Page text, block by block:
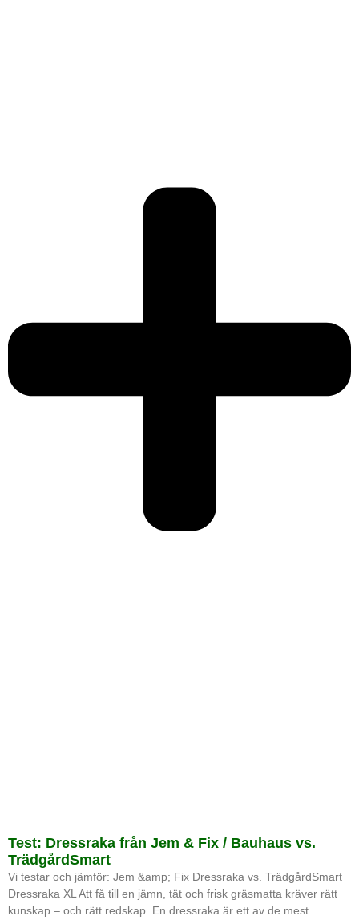
Test: Dressraka från Jem & Fix / Bauhaus vs.
TrädgårdSmart
Vi testar och jämför: Jem &amp; Fix Dressraka vs. TrädgårdSmart
Dressraka XL Att få till en jämn, tät och frisk gräsmatta kräver rätt
kunskap – och rätt redskap. En dressraka är ett av de mest